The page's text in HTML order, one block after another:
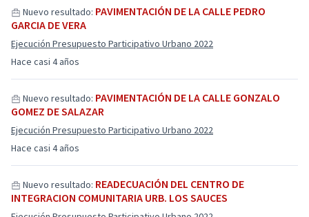
Hace casi 4 años
Nuevo resultado: PAVIMENTACIÓN DE LA CALLE PEDRO
GARCIA DE VERA
Ejecución Presupuesto Participativo Urbano 2022
Hace casi 4 años
Nuevo resultado: PAVIMENTACIÓN DE LA CALLE GONZALO
GOMEZ DE SALAZAR
Ejecución Presupuesto Participativo Urbano 2022
Nuevo resultado: READECUACIÓN DEL CENTRO DE
INTEGRACION COMUNITARIA URB. LOS SAUCES